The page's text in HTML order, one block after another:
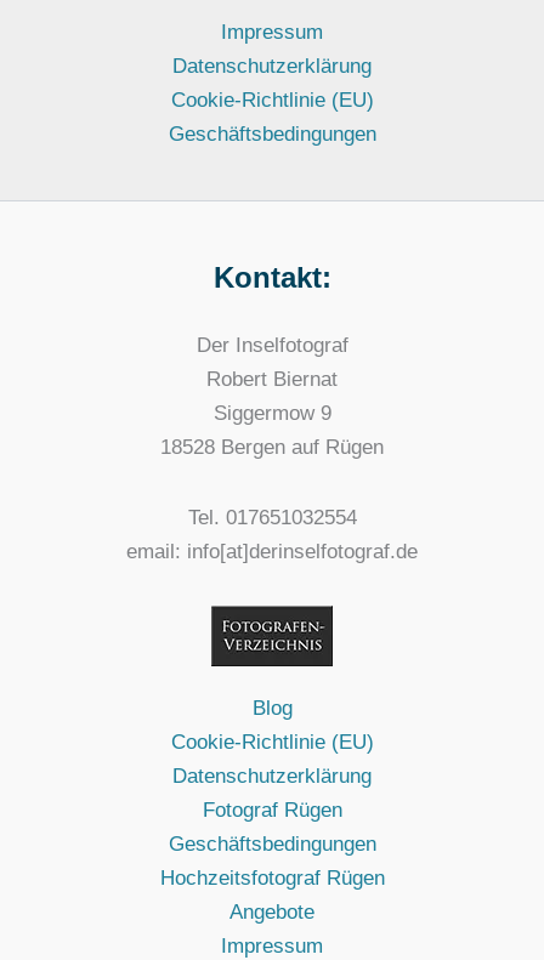
Impressum
Datenschutzerklärung
Cookie-Richtlinie (EU)
Geschäftsbedingungen
Kontakt:
Der Inselfotograf
Robert Biernat
Siggermow 9
18528 Bergen auf Rügen
Tel. 017651032554
email: info[at]derinselfotograf.de
Blog
Cookie-Richtlinie (EU)
Datenschutzerklärung
Fotograf Rügen
Geschäftsbedingungen
Hochzeitsfotograf Rügen
Angebote
Impressum